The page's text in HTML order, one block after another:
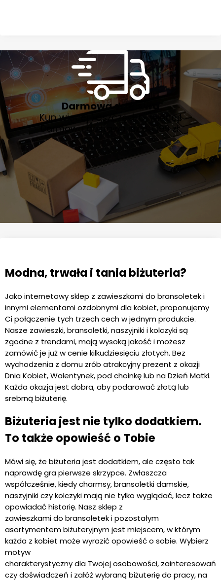
Darmowa dostawa
Kup więcej i oszczędzaj więcej!
Darmowa dostawa już od 199 zł.
Modna, trwała i tania biżuteria?
Jako internetowy sklep z zawieszkami do bransoletek i
innymi elementami ozdobnymi dla kobiet, proponujemy
Ci połączenie tych trzech cech w jednym produkcie.
Nasze zawieszki, bransoletki, naszyjniki i kolczyki są
zgodne z trendami, mają wysoką jakość i możesz
zamówić je już w cenie kilkudziesięciu złotych. Bez
wychodzenia z domu zrób atrakcyjny prezent z okazji
Dnia Kobiet, Walentynek, pod choinkę lub na Dzień Matki.
Każda okazja jest dobra, aby podarować złotą lub
srebrną biżuterię.
Biżuteria jest nie tylko dodatkiem.
To także opowieść o Tobie
Mówi się, że biżuteria jest dodatkiem, ale często tak
naprawdę gra pierwsze skrzypce. Zwłaszcza
współcześnie, kiedy charmsy, bransoletki damskie,
naszyjniki czy kolczyki mają nie tylko wyglądać, lecz także
opowiadać historię. Nasz sklep z
zawieszkami do bransoletek i pozostałym
asortymentem biżuteryjnym jest miejscem, w którym
każda z kobiet może wyrazić opowieść o sobie. Wybierz
motyw
charakterystyczny dla Twojej osobowości, zainteresowań
czy doświadczeń i załóż wybraną biżuterię do pracy, na